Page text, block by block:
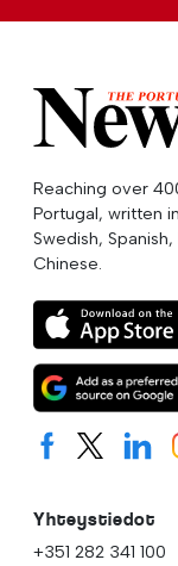
Reaching over
Portugal, written
Swedish,
Chinese.
Yhteystiedot
+351 282 341 100